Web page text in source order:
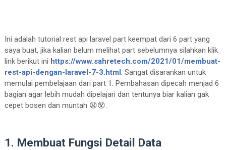
Ini adalah tutorial rest api laravel part keempat dari 6 part yang
saya buat, jika kalian belum melihat part sebelumnya silahkan klik
link berikut ini https://www.sahretech.com/2021/01/membuat-
rest-api-dengan-laravel-7-3.html. Sangat disarankan untuk
memulai pembelajaan dari part 1. Pembahasan dipecah menjad 6
bagian agar lebih mudah dipelajari dan tentunya biar kalian gak
cepet bosen dan muntah 😫😵.
1. Membuat Fungsi Detail Data